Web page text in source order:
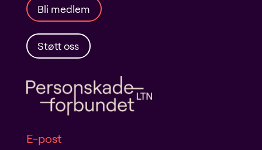
Bli medlem
Støtt oss
E-post